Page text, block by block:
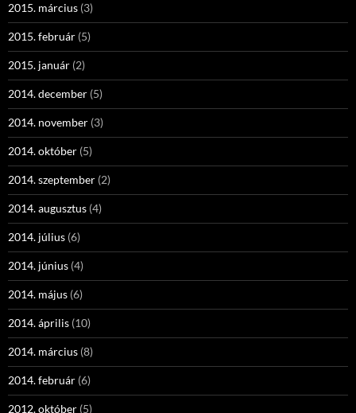
2015. március (3)
2015. február (5)
2015. január (2)
2014. december (5)
2014. november (3)
2014. október (5)
2014. szeptember (2)
2014. augusztus (4)
2014. július (6)
2014. június (4)
2014. május (6)
2014. április (10)
2014. március (8)
2014. február (6)
2012. október (5)